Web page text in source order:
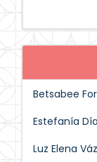
Betsabee
Estefanía
Luz Elena